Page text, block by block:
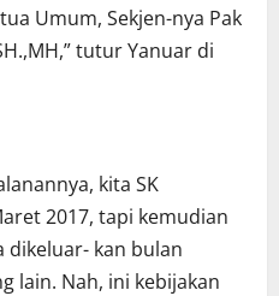
Umum, Sekjen-nya Pak
tutur Yanuar di
kita SK
2017, tapi kemudian
dikeluar- kan bulan
lain. Nah, ini kebijakan